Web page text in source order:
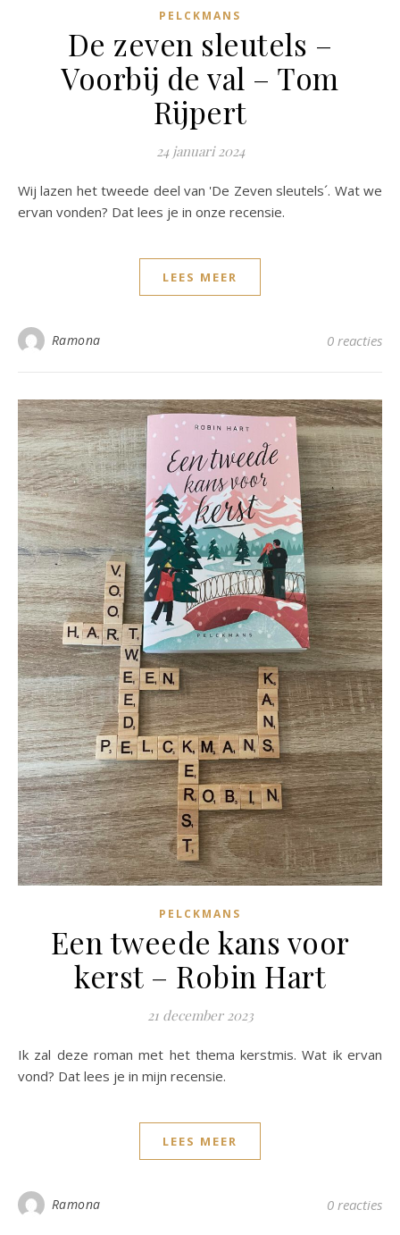
PELCKMANS
De zeven sleutels –
Voorbij de val – Tom
Rijpert
24 januari 2024
Wij lazen het tweede deel van 'De Zeven sleutels´. Wat we
ervan vonden? Dat lees je in onze recensie.
LEES MEER
Ramona 0 reacties
PELCKMANS
Een tweede kans voor
kerst – Robin Hart
21 december 2023
Ik zal deze roman met het thema kerstmis. Wat ik ervan
vond? Dat lees je in mijn recensie.
LEES MEER
Ramona 0 reacties